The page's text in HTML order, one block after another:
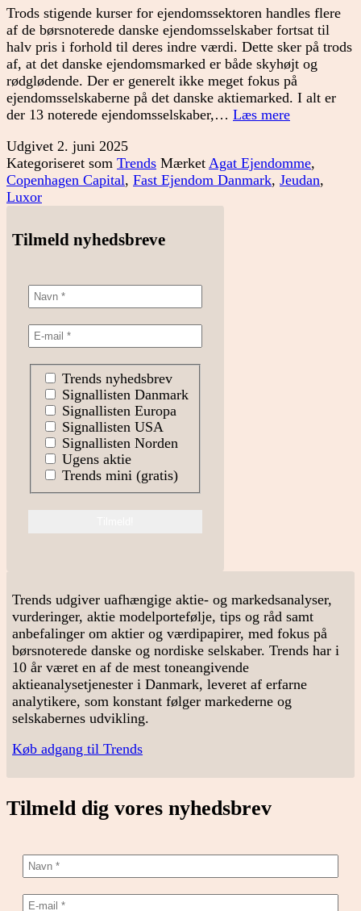
Trods stigende kurser for ejendomssektoren handles flere
af de børsnoterede danske ejendomsselskaber fortsat til
halv pris i forhold til deres indre værdi. Dette sker på trods
af, at det danske ejendomsmarked er både skyhøjt og
rødglødende. Der er generelt ikke meget fokus på
ejendomsselskaberne på det danske aktiemarked. I alt er
der 13 noterede ejendomsselskaber,… Læs mereEn
halv
pris
Udgivet 2. juni 2025
Kategoriseret som Trends Mærket Agat Ejendomme,
Copenhagen Capital, Fast Ejendom Danmark, Jeudan,
Luxor
Tilmeld nyhedsbreve
Trends nyhedsbrev
Signallisten Danmark
Signallisten Europa
Signallisten USA
Signallisten Norden
Ugens aktie
Trends mini (gratis)
Trends udgiver uafhængige aktie- og markedsanalyser,
vurderinger, aktie modelportefølje, tips og råd samt
anbefalinger om aktier og værdipapirer, med fokus på
børsnoterede danske og nordiske selskaber. Trends har i
10 år været en af de mest toneangivende
aktieanalysetjenester i Danmark, leveret af erfarne
analytikere, som konstant følger markederne og
selskabernes udvikling.
Køb adgang til Trends
Tilmeld dig vores nyhedsbrev